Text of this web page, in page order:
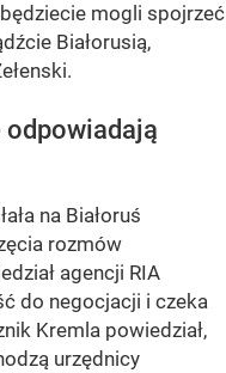
mogli spojrzeć
Białorusią,
odpowiadają
na Białoruś
rozmów
agencji RIA
do negocjacji i czeka
Kremla powiedział,
urzędnicy